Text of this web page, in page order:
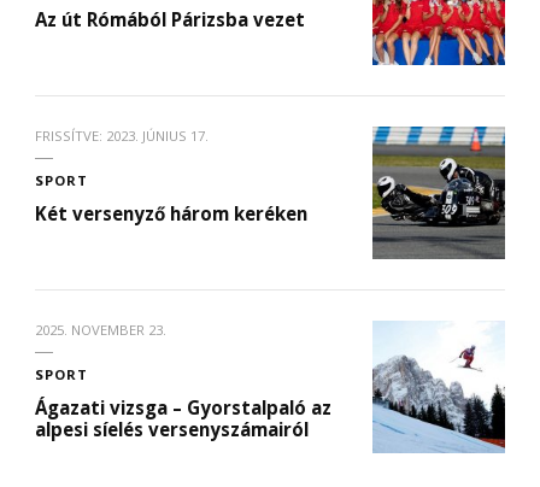
Az út Rómából Párizsba vezet
FRISSÍTVE: 2023. JÚNIUS 17.
SPORT
Két versenyző három keréken
2025. NOVEMBER 23.
SPORT
Ágazati vizsga – Gyorstalpaló az
alpesi síelés versenyszámairól